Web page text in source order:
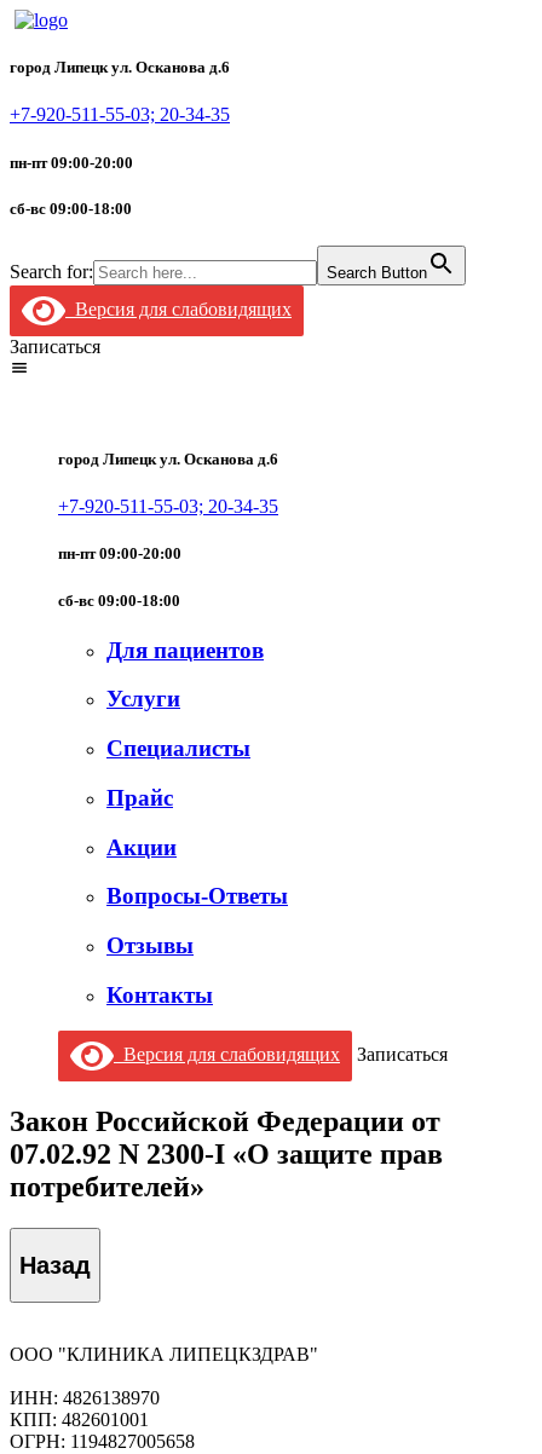
город Липецк ул. Осканова д.6
+7-920-511-55-03; 20-34-35
пн-пт 09:00-20:00
сб-вс 09:00-18:00
Search for: Search Button
Версия для слабовидящих
Записаться
город Липецк ул. Осканова д.6
+7-920-511-55-03; 20-34-35
пн-пт 09:00-20:00
сб-вс 09:00-18:00
Для пациентов
Услуги
Специалисты
Прайс
Акции
Вопросы-Ответы
Отзывы
Контакты
Версия для слабовидящих Записаться
Закон Российской Федерации от
07.02.92 N 2300-I «О защите прав
потребителей»
Назад
ООО "КЛИНИКА ЛИПЕЦКЗДРАВ"
ИНН: 4826138970
КПП: 482601001
ОГРН: 1194827005658